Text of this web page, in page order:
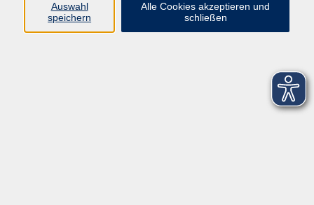
Auswahl
speichern
Alle Cookies akzeptieren und
schließen